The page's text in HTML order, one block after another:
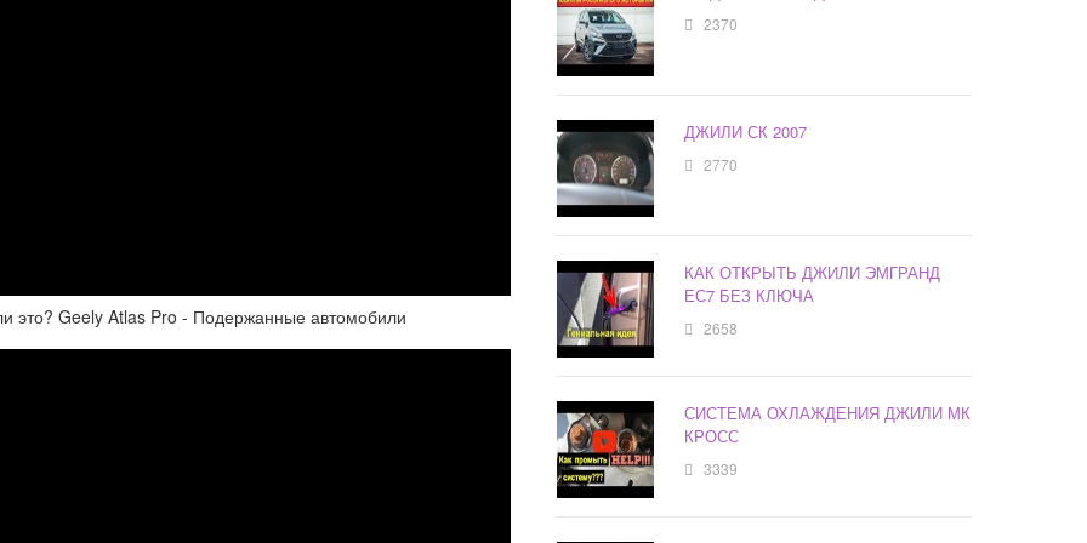
это? Geely Atlas Pro - Подержанные автомобили
2370
ДЖИЛИ СК 2007
2770
КАК ОТКРЫТЬ ДЖИЛИ ЭМГРАНД
ЕС7 БЕЗ КЛЮЧА
2658
СИСТЕМА ОХЛАЖДЕНИЯ ДЖИЛИ МК
КРОСС
3339